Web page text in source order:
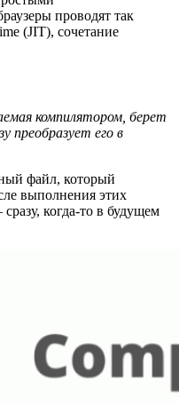
проводят так
(JIT), сочетание
компилятором, берет
преобразует его в
файл, который
выполнения этих
когда-то в будущем